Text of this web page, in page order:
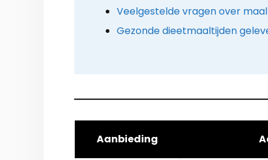
Veelgestelde vragen over
Gezonde dieetmaaltijden
Aanbieding